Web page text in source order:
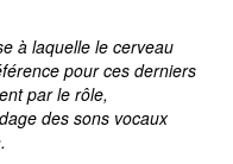
à laquelle le cerveau
pour ces derniers
par le rôle,
des sons vocaux